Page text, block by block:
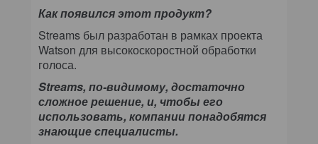
Как появился этот продукт?
Streams был разработан в рамках проекта
Watson для высокоскоростной обработки
голоса.
Streams, по-видимому, достаточно
сложное решение, и, чтобы его
использовать, компании понадобятся
знающие специалисты.